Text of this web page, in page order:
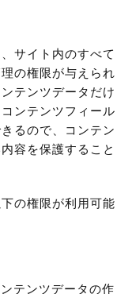
サイト内のすべて
の権限が与えられ
テンツデータだけ
ンテンツフィール
るので、コンテン
容を保護すること
の権限が利用可能
テンツデータの作